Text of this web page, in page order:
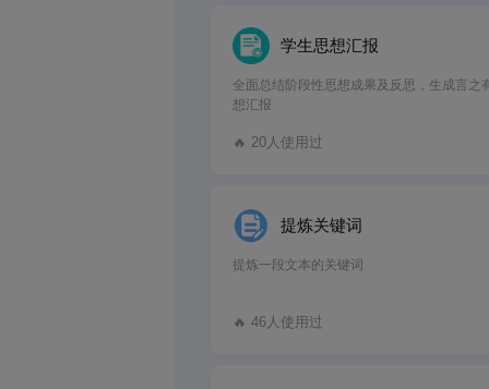
学生思想汇报
全面总结阶段性思想成果及反思，生成言之
想汇报
🔥 20人使用过
提炼关键词
提炼一段文本的关键词
🔥 46人使用过